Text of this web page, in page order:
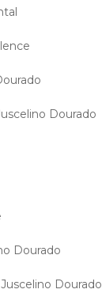
Dourado
Dourado
Juscelino Dourado